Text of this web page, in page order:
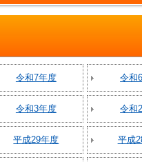
令和7年度 令和
令和3年度 令和
平成29年度 平成